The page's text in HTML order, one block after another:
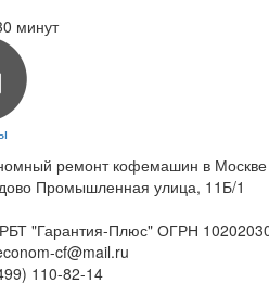
минут
ремонт кофемашин в Москве
Промышленная улица, 11Б/1
"Гарантия-Плюс" ОГРН
cf@mail.ru
110-82-14